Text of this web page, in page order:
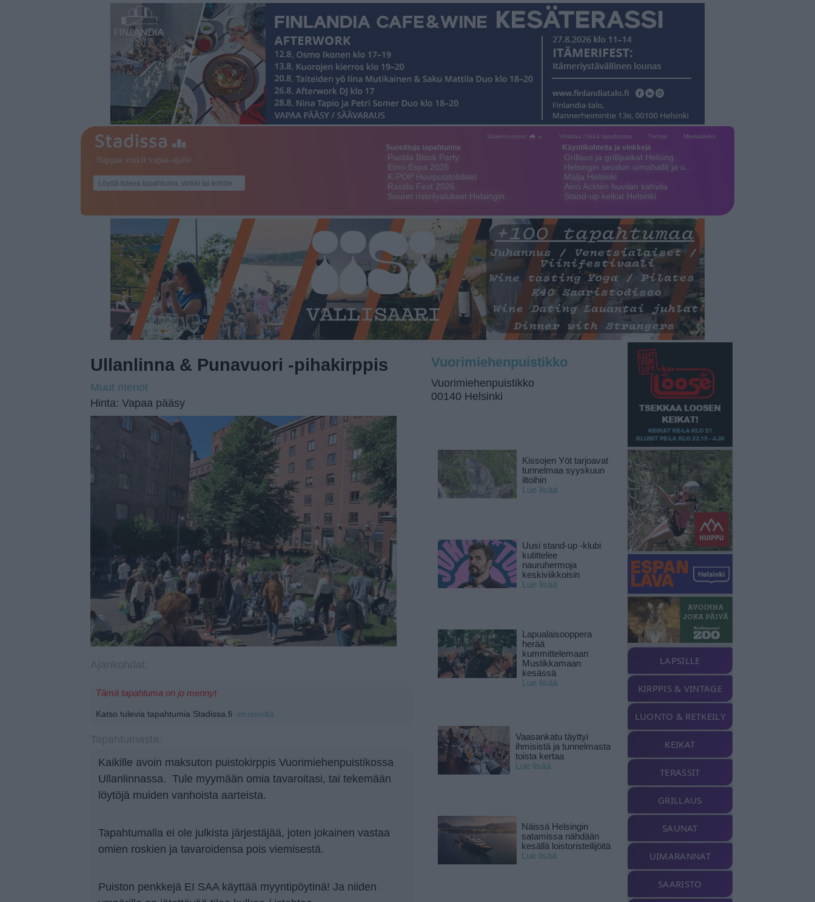
Sääennusteet 🌧 ☼ Vinkkaa / lisää tapahtuma Tietoja Mediatiedot
Suosittuja tapahtumia
Puotila Block Party
Etno-Espa 2026
K-POP Huvipuistobileet
Rastila Fest 2026
Suuret risteilyalukset Helsingin…
Käyntikohteita ja vinkkejä
Grillaus ja grillipaikat Helsing…
Helsingin seudun uimahallit ja u…
Malja Helsinki
Aino Acktén huvilan kahvila
Stand-up keikat Helsinki
Ullanlinna & Punavuori -pihakirppis
Muut menot
Hinta: Vapaa pääsy
Tämä tapahtuma on jo mennyt
Katso tulevia tapahtumia Stadissa.fi -etusivulta.
Kaikille avoin maksuton puistokirppis Vuorimiehenpuistikossa
Ullanlinnassa. Tule myymään omia tavaroitasi, tai tekemään
löytöjä muiden vanhoista aarteista.
Tapahtumalla ei ole julkista järjestäjää, joten jokainen vastaa
omien roskien ja tavaroidensa pois viemisestä.
Puiston penkkejä EI SAA käyttää myyntipöytinä! Ja niiden
Vuorimiehenpuistikko
Vuorimiehenpuistikko
00140 Helsinki
Kissojen Yöt tarjoavat
tunnelmaa syyskuun
iltoihin
Lue lisää
Uusi stand-up -klubi
kutittelee
nauruhermoja
keskiviikkoisin
Lue lisää
Lapualaisooppera
herää
kummittelemaan
Mustikkamaan
kesässä
Lue lisää
Vaasankatu täyttyi
ihmisistä ja tunnelmasta
toista kertaa
Lue lisää
Näissä Helsingin
satamissa nähdään
kesällä loistoristeilijöitä
Lue lisää
LAPSILLE
KIRPPIS & VINTAGE
LUONTO & RETKEILY
KEIKAT
TERASSIT
GRILLAUS
SAUNAT
UIMARANNAT
SAARISTO